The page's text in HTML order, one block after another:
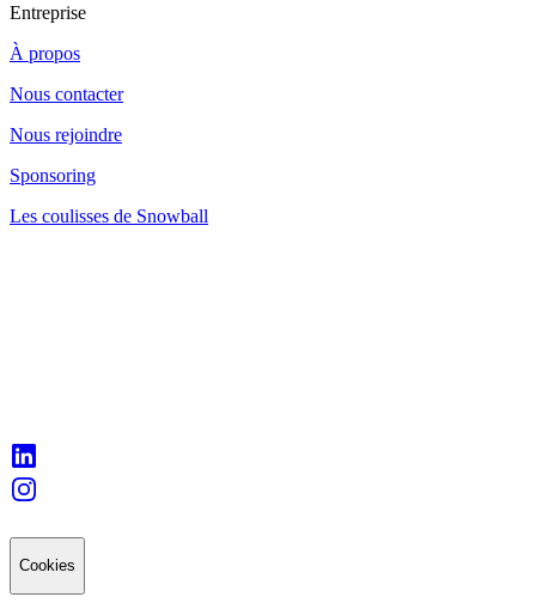
Entreprise
À propos
Nous contacter
Nous rejoindre
Sponsoring
Les coulisses de Snowball
Cookies